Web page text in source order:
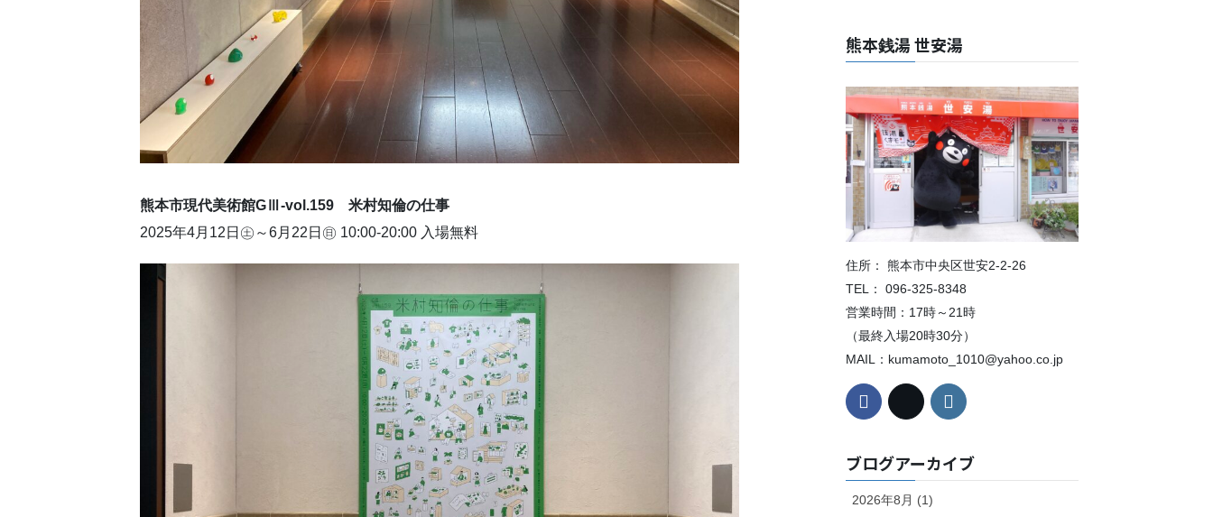
熊本市現代美術館GⅢ-vol.159 米村知倫の仕事
2025年4月12日㊏～6月22日㊐ 10:00-20:00 入場無料
熊本銭湯 世安湯
住所： 熊本市中央区世安2-2-26
TEL： 096-325-8348
営業時間：17時～21時
（最終入場20時30分）
MAIL：kumamoto_1010@yahoo.co.jp
ブログアーカイブ
2026年8月 (1)